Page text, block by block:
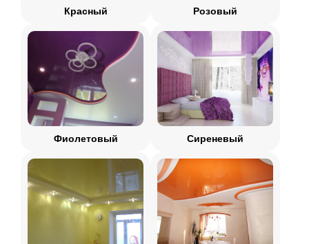
Красный Розовый
Фиолетовый Сиреневый